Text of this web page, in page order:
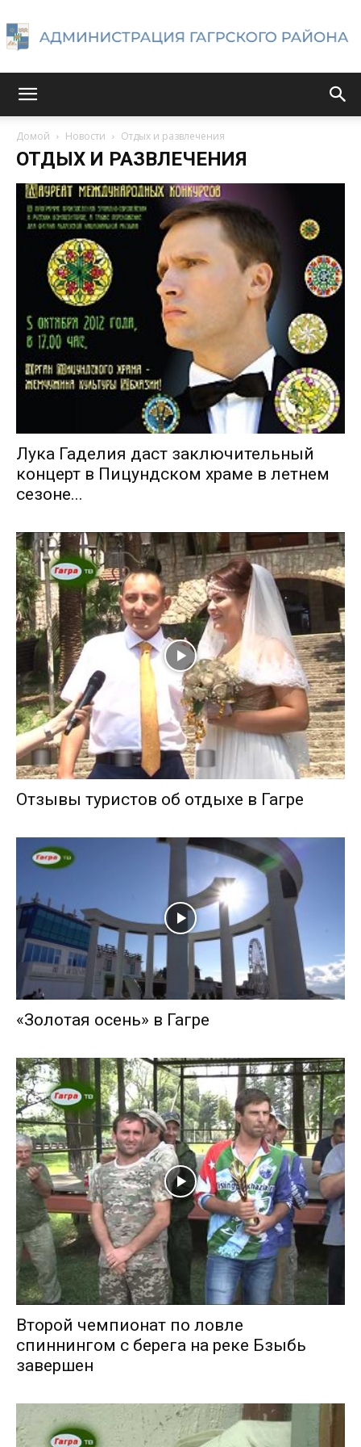
Гагрского
Домой Новости Отдых и развлечения
ОТДЫХ И РАЗВЛЕЧЕНИЯ
Лука Гаделия даст заключительный
концерт в Пицундском храме в летнем
сезоне...
Отзывы туристов об отдыхе в Гагре
«Золотая осень» в Гагре
Второй чемпионат по ловле
спиннингом с берега на реке Бзыбь
завершен